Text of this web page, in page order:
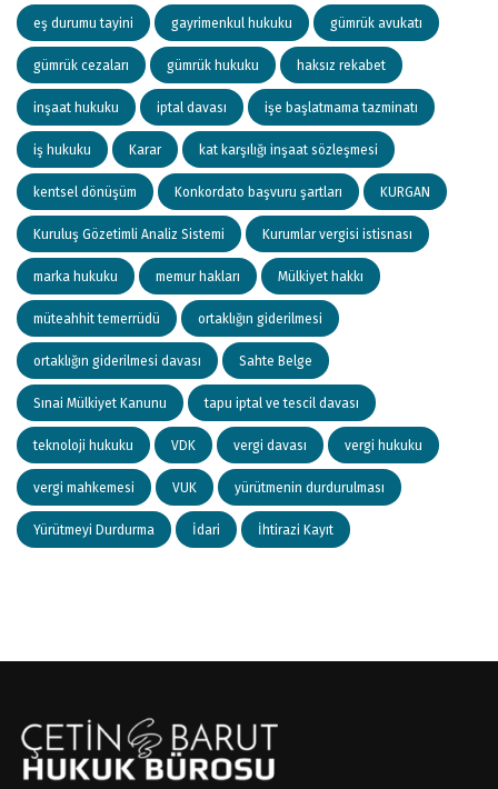
eş durumu tayini gayrimenkul hukuku gümrük avukatı
gümrük cezaları gümrük hukuku haksız rekabet
inşaat hukuku iptal davası işe başlatmama tazminatı
iş hukuku Karar kat karşılığı inşaat sözleşmesi
kentsel dönüşüm Konkordato başvuru şartları KURGAN
Kuruluş Gözetimli Analiz Sistemi Kurumlar vergisi istisnası
marka hukuku memur hakları Mülkiyet hakkı
müteahhit temerrüdü ortaklığın giderilmesi
ortaklığın giderilmesi davası Sahte Belge
Sınai Mülkiyet Kanunu tapu iptal ve tescil davası
teknoloji hukuku VDK vergi davası vergi hukuku
vergi mahkemesi VUK yürütmenin durdurulması
Yürütmeyi Durdurma İdari İhtirazi Kayıt